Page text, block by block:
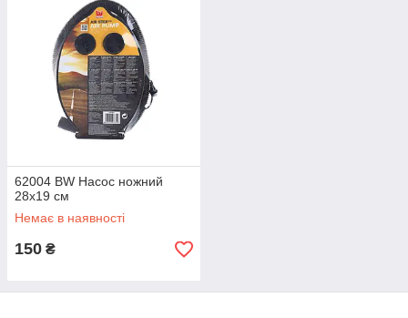
62004 BW Насос ножний
28х19 см
Немає в наявності
150 ₴